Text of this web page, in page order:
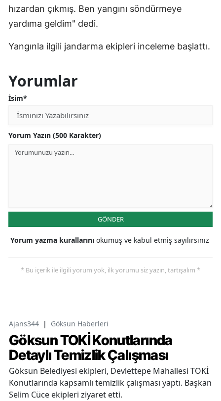
hızardan çıkmış. Ben yangını söndürmeye
yardıma geldim" dedi.
Yangınla ilgili jandarma ekipleri inceleme başlattı.
Yorumlar
İsim*
Yorum Yazın (500 Karakter)
GÖNDER
Yorum yazma kurallarını okumuş ve kabul etmiş sayılırsınız
* Bu içerik ile ilgili yorum yok, ilk yorumu siz yazın, tartışalım *
Ajans344 | Göksun Haberleri
Göksun TOKİ Konutlarında
Detaylı Temizlik Çalışması
Göksun Belediyesi ekipleri, Devlettepe Mahallesi TOKİ
Konutlarında kapsamlı temizlik çalışması yaptı. Başkan
Selim Cüce ekipleri ziyaret etti.